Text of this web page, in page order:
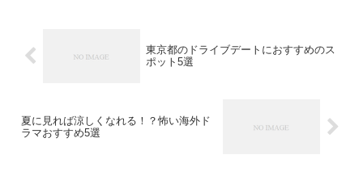
東京都のドライブデートにおすすめのス
ポット5選
夏に見れば涼しくなれる！？怖い海外ド
ラマおすすめ5選